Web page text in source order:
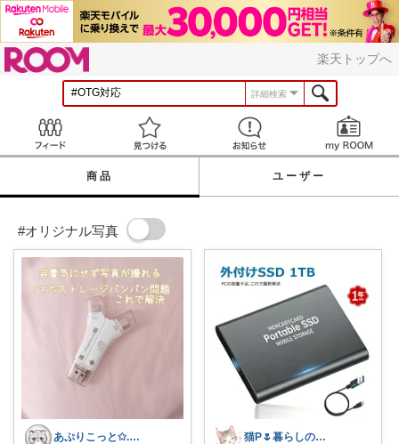
楽天トップへ
詳細検索
見つける お知らせ
商品 ユーザー
#オリジナル写真
あぷりこっと✩.*˚100%ROOM経由 猫P🌷暮らしの中で見つけたお気に入り